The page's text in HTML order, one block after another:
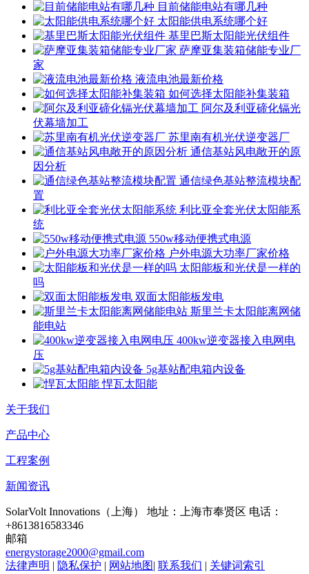
目前储能电站有哪几种
太阳能供电系统哪个好
基里巴斯太阳能光伏组件
萨摩亚集装箱储能专业厂
家
液流电池最新价格
如何选择太阳能补集装箱
阿尔及利亚碲化镉光
伏幕墙加工
苏里南有机光伏逆变器厂
通信基站风电敞开的原
因分析
通信绿色基站整流模块配
置
利比亚全套光伏太阳能系
统
550w移动便携式电源
户外电源大功率厂家价格
太阳能板和光伏是一样的
吗
双面太阳能板发电
斯里兰卡太阳能离网储
能电站
400kw逆变器接入电网电
压
5g基站配电箱内设备
悍瓦太阳能
关于我们
产品中心
工程案例
新闻资讯
SolarVolt Innovations（上海） 地址：上海市奉贤区 电话：
+8613816583346
邮箱
energystorage2000@gmail.com
法律声明 | 隐私保护 | 网站地图| 联系我们 | 关键词索引